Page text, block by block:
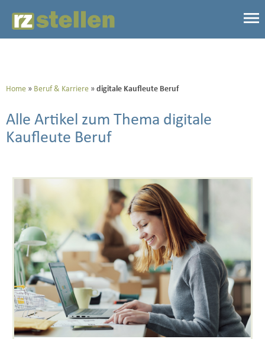
Home Beruf & Karriere digitale Kaufleute Beruf
Alle Artikel zum Thema digitale
Kaufleute Beruf